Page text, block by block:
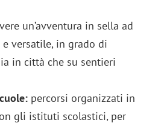
un’avventura in sella ad
versatile, in grado di
in città che su sentieri
percorsi organizzati in
gli istituti scolastici, per